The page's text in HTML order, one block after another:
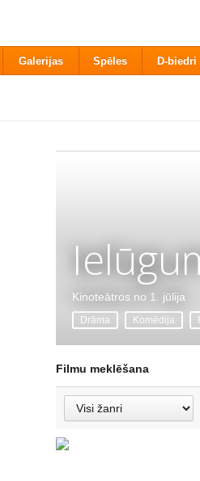
Galerijas Spēles D-biedri
Kinoteātros no 1. jūlija
Drāma Komēdija
Filmu meklēšana